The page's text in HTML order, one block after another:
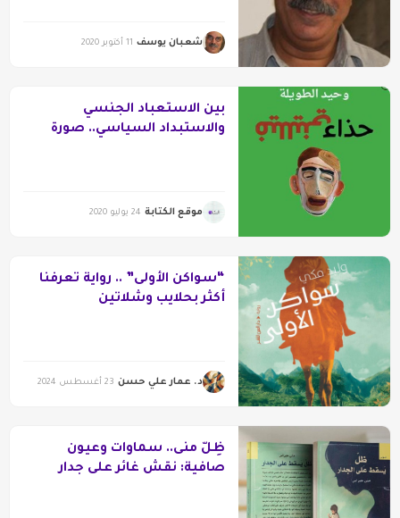
شعبان يوسف 11 أكتوبر 2020
بين الاستعباد الجنسي
والاستبداد السياسي.. صورة
موقع الكتابة 24 يوليو 2020
“سواكن الأولى” .. رواية تعرفنا
أكثر بحلايب وشلاتين
د. عمار علي حسن 23 أغسطس 2024
ظِلّ منى.. سماوات وعيون
صافية: نقش غائر على جدار